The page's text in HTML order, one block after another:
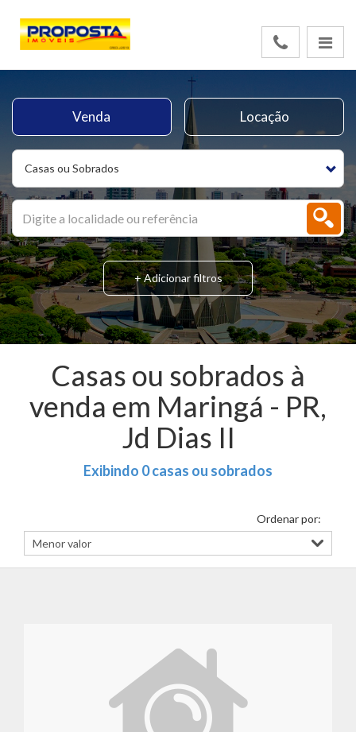
Casas ou Sobrados
Venda Locação
+ Adicionar filtros
Casas ou sobrados à
venda em Maringá - PR,
Jd Dias II
Exibindo 0 casas ou sobrados
Ordenar por: